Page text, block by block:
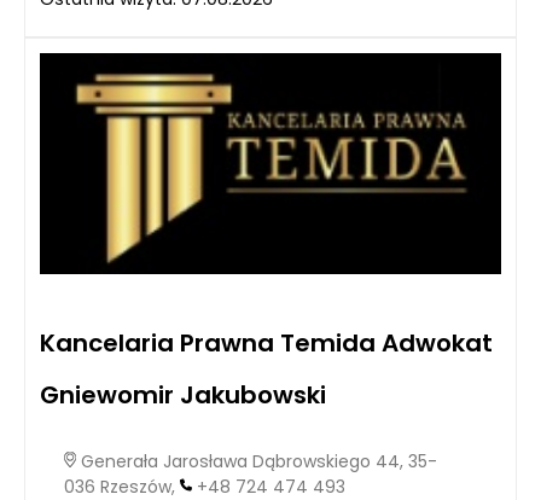
Kancelaria Prawna Temida Adwokat
Gniewomir Jakubowski
Generała Jarosława Dąbrowskiego 44, 35-
036 Rzeszów,
+48 724 474 493